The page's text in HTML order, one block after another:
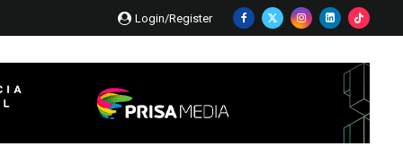
Login/Register